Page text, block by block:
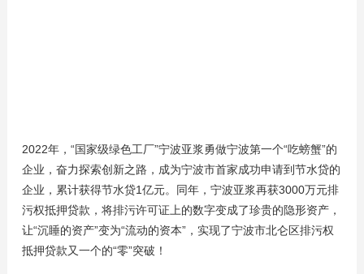
2022年，“国家级绿色工厂”宁波亚浆勇做宁波第一个“吃螃蟹”的
企业，奋力探索创新之路，成为宁波市首家成功申请到节水贷的
企业，累计获得节水贷1亿元。同年，宁波亚浆再获3000万元排
污权抵押贷款，将排污许可证上的数字变成了珍贵的隐形资产，
让“沉睡的资产”变为“流动的资本”，实现了宁波市北仑区排污权
抵押贷款又一个的“零”突破！